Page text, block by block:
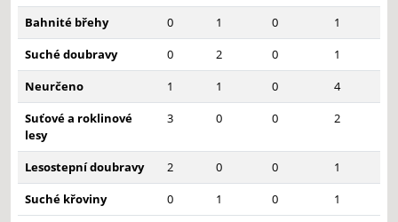
Bahnité břehy 0 1 0
1
Suché doubravy
0 2 0
1
Neurčeno
1 1 0
4
Suťové a roklinové
lesy
3 0 0 2
Lesostepní doubravy 2 0 0
1
Suché křoviny
0 1 0
1